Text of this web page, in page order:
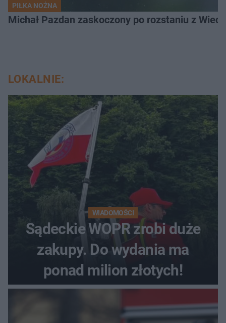
PIŁKA NOŻNA
Michał Pazdan zaskoczony po rozstaniu z
LOKALNIE:
WIADOMOŚCI
Sądeckie WOPR zrobi duże
zakupy. Do wydania ma
ponad milion złotych!